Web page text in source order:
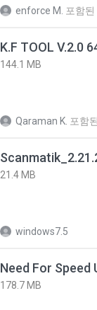
enforce M. 포함된
K.F TOOL V.2.0
144.1 MB
Qaraman K. 포함
21.4 MB
windows7.5
Need For Speed
178.7 MB